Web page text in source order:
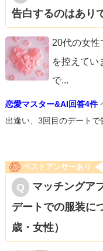
告白するのはあり
20代の女性
を控えてい
で...
恋愛マスター&AI回答4件
出逢い、3回目のデートで
ベストアンサーあり
マッチングア
デートでの服装に
歳・女性）